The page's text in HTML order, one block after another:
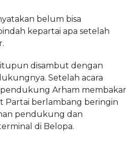
belum bisa
kepartai apa setelah
disambut dengan
Setelah acara
Arham membakar
Partai berlambang beringin
pendukung dan
di Belopa.